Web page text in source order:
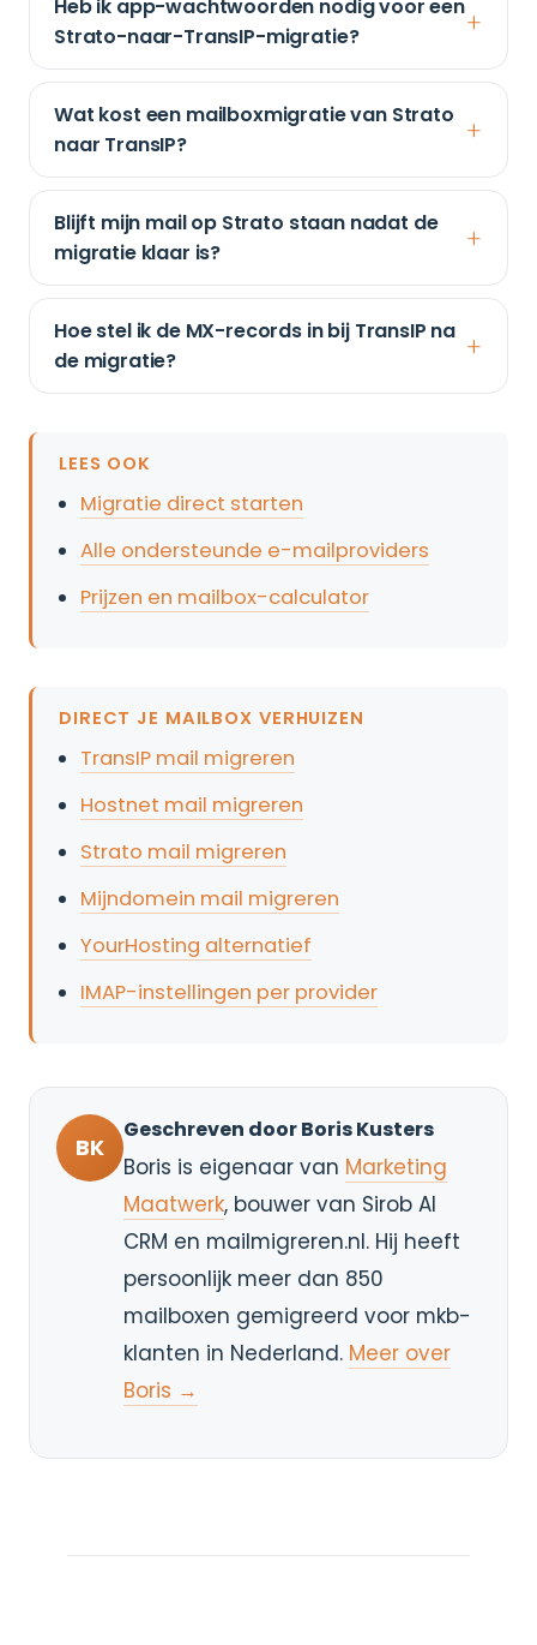
Heb ik app-wachtwoorden nodig voor een
Strato-naar-TransIP-migratie?
Wat kost een mailboxmigratie van Strato
naar TransIP?
Blijft mijn mail op Strato staan nadat de
migratie klaar is?
Hoe stel ik de MX-records in bij TransIP na
de migratie?
LEES OOK
Migratie direct starten
Alle ondersteunde e-mailproviders
Prijzen en mailbox-calculator
DIRECT JE MAILBOX VERHUIZEN
TransIP mail migreren
Hostnet mail migreren
Strato mail migreren
Mijndomein mail migreren
YourHosting alternatief
IMAP-instellingen per provider
BK
Geschreven door Boris Kusters
Boris is eigenaar van Marketing
Maatwerk, bouwer van Sirob AI
CRM en mailmigreren.nl. Hij heeft
persoonlijk meer dan 850
mailboxen gemigreerd voor mkb-
klanten in Nederland. Meer over
Boris →